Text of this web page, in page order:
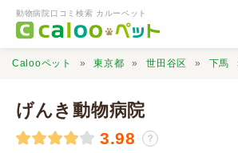
動物病院口コミ検索 カルーペット
Calooペット 東京都 世田谷区 下馬
げんき動物病院
3.98 ？